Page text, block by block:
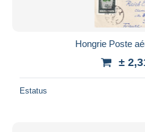
Hongrie Poste
±
Estatus